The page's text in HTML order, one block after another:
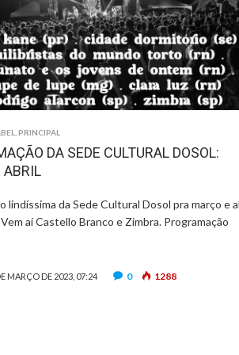
,PRINCIPAL
DA SEDE CULTURAL DOSOL:
ABRIL
lindíssima da Sede Cultural Dosol pra março e
aí Castello Branco e Zimbra. Programação
MARÇO DE 2023, 07:24 0 1288